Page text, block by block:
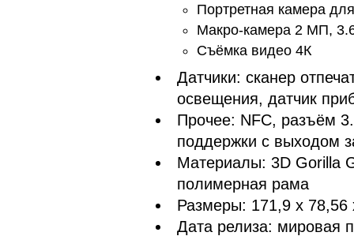
Портретная камера
Макро-камера 2 МП,
Съёмка видео 4К
Датчики: сканер
освещения, датчик
Прочее: NFC, разъём
поддержки с выходом
Материалы: 3D Gorilla
полимерная рама
Размеры: 171,9 х 78,56
Дата релиза: мировая